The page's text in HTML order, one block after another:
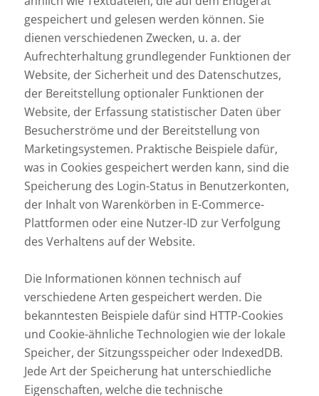
gespeichert und gelesen werden können. Sie
dienen verschiedenen Zwecken, u. a. der
Aufrechterhaltung grundlegender Funktionen der
Website, der Sicherheit und des Datenschutzes,
der Bereitstellung optionaler Funktionen der
Website, der Erfassung statistischer Daten über
Besucherströme und der Bereitstellung von
Marketingsystemen. Praktische Beispiele dafür,
was in Cookies gespeichert werden kann, sind die
Speicherung des Login-Status in Benutzerkonten,
der Inhalt von Warenkörben in E-Commerce-
Plattformen oder eine Nutzer-ID zur Verfolgung
des Verhaltens auf der Website.
Die Informationen können technisch auf
verschiedene Arten gespeichert werden. Die
bekanntesten Beispiele dafür sind HTTP-Cookies
und Cookie-ähnliche Technologien wie der lokale
Speicher, der Sitzungsspeicher oder IndexedDB.
Jede Art der Speicherung hat unterschiedliche
Eigenschaften, welche die technische